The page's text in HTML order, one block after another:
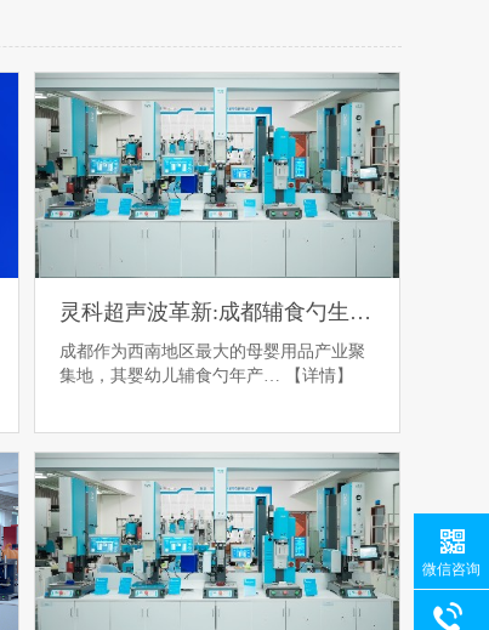
灵科超声波革新:成都辅食勺生产工艺
成都作为西南地区最大的母婴用品产业聚
集地，其婴幼儿辅食勺年产…
【详情】
微信咨询